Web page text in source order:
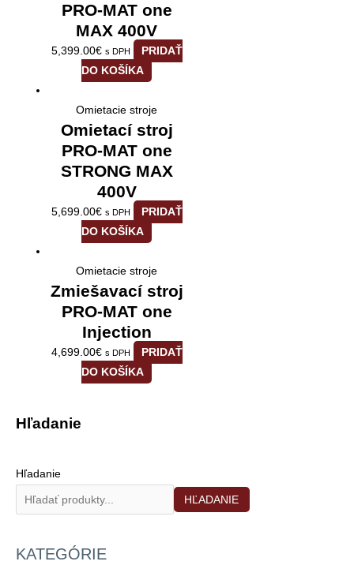
Hľadanie
Hľadanie
HĽADANIE
KATEGÓRIE
PRO-MAT one
MAX 400V
5,399.00€ s DPH
PRIDAŤ
DO KOŠÍKA
Omietacie stroje
Omietací stroj
PRO-MAT one
STRONG MAX
400V
5,699.00€ s DPH
PRIDAŤ
DO KOŠÍKA
Omietacie stroje
Zmiešavací stroj
PRO-MAT one
Injection
4,699.00€ s DPH
PRIDAŤ
DO KOŠÍKA